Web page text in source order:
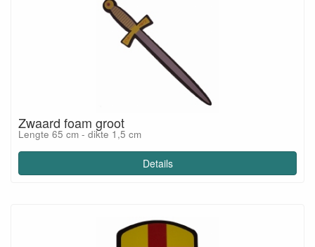
Zwaard foam groot
Lengte 65 cm - dikte 1,5 cm
Details